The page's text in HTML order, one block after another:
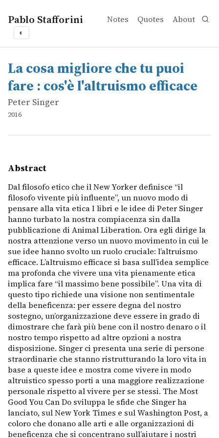
Pablo Stafforini Notes Quotes About
◐
works
Peter Singer
La cosa migliore che tu puoi fare : cos'è l'altruismo
online
Dal filosofo etico che il New Yorker definisce &ldquo;il
La cosa migliore che tu puoi
fare : cos'è l'altruismo efficace
Peter Singer
2016
Abstract
Dal filosofo etico che il New Yorker definisce “il
filosofo vivente più influente”, un nuovo modo di
pensare alla vita etica I libri e le idee di Peter Singer
hanno turbato la nostra compiacenza sin dalla
pubblicazione di Animal Liberation. Ora egli dirige la
nostra attenzione verso un nuovo movimento in cui le
sue idee hanno svolto un ruolo cruciale: l’altruismo
efficace. L’altruismo efficace si basa sull’idea semplice
ma profonda che vivere una vita pienamente etica
implica fare “il massimo bene possibile”. Una vita di
questo tipo richiede una visione non sentimentale
della beneficenza: per essere degna del nostro
sostegno, un’organizzazione deve essere in grado di
dimostrare che farà più bene con il nostro denaro o il
nostro tempo rispetto ad altre opzioni a nostra
disposizione. Singer ci presenta una serie di persone
straordinarie che stanno ristrutturando la loro vita in
base a queste idee e mostra come vivere in modo
altruistico spesso porti a una maggiore realizzazione
personale rispetto al vivere per se stessi. The Most
Good You Can Do sviluppa le sfide che Singer ha
lanciato, sul New York Times e sul Washington Post, a
coloro che donano alle arti e alle organizzazioni di
beneficenza che si concentrano sull’aiutare i nostri